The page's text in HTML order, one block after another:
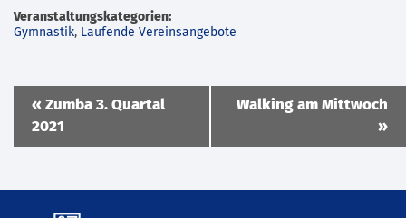
Veranstaltungskategorien:
Gymnastik, Laufende Vereinsangebote
Veranstaltung
Navigation
« Zumba 3. Quartal
2021
Walking am Mittwoch
»